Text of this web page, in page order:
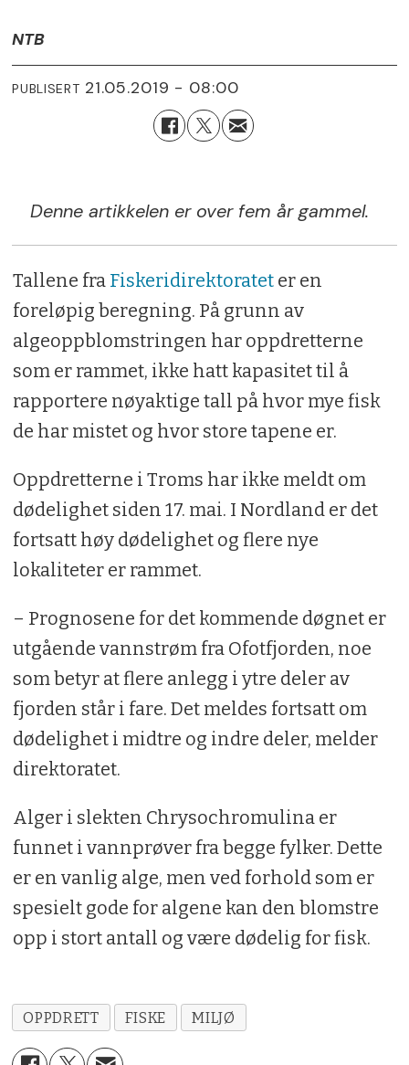
NTB
PUBLISERT 21.05.2019 - 08:00
Denne artikkelen er over fem år gammel.
Tallene fra Fiskeridirektorateter en
foreløpig beregning. På grunn av
algeoppblomstringen har oppdretterne
som er rammet, ikke hatt kapasitet til å
rapportere nøyaktige tall på hvor mye fisk
de har mistet og hvor store tapene er.
Oppdretterne i Troms har ikke meldt om
dødelighet siden 17. mai. I Nordland er det
fortsatt høy dødelighet og flere nye
lokaliteter er rammet.
– Prognosene for det kommende døgnet er
utgående vannstrøm fra Ofotfjorden, noe
som betyr at flere anlegg i ytre deler av
fjorden står i fare. Det meldes fortsatt om
dødelighet i midtre og indre deler, melder
direktoratet.
Alger i slekten Chrysochromulina er
funnet i vannprøver fra begge fylker. Dette
er en vanlig alge, men ved forhold som er
spesielt gode for algene kan den blomstre
opp i stort antall og være dødelig for fisk.
OPPDRETT FISKE MILJØ